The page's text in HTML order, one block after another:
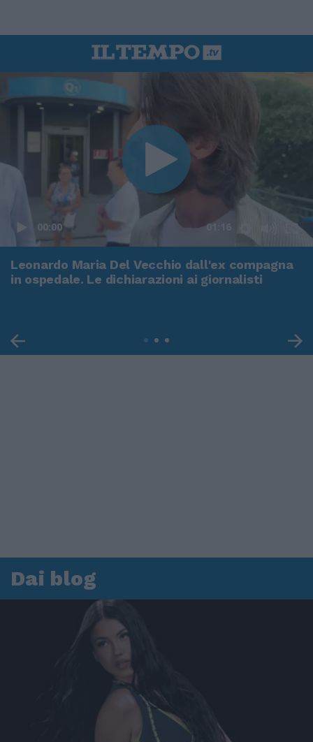
00:00 01:16
Leonardo Maria Del Vecchio dall'ex compagna
in ospedale. Le dichiarazioni ai giornalisti
Dai blog